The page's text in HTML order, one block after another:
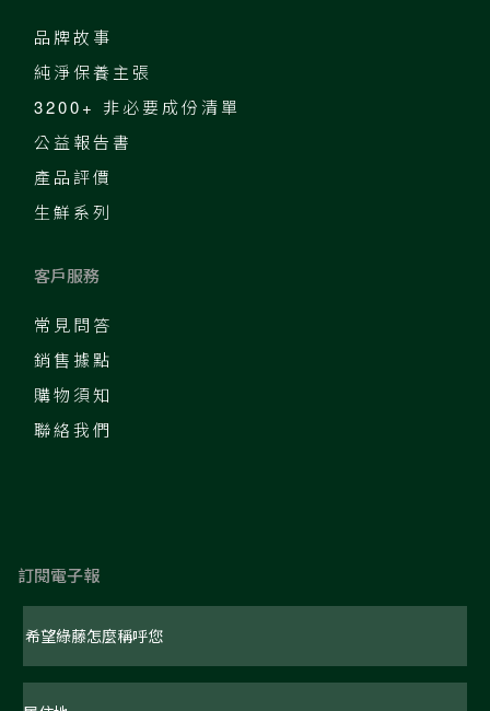
品牌故事
純淨保養主張
3200+ 非必要成份清單
公益報告書
產品評價
生鮮系列
客戶服務
常見問答
銷售據點
購物須知
聯絡我們
訂閱電子報